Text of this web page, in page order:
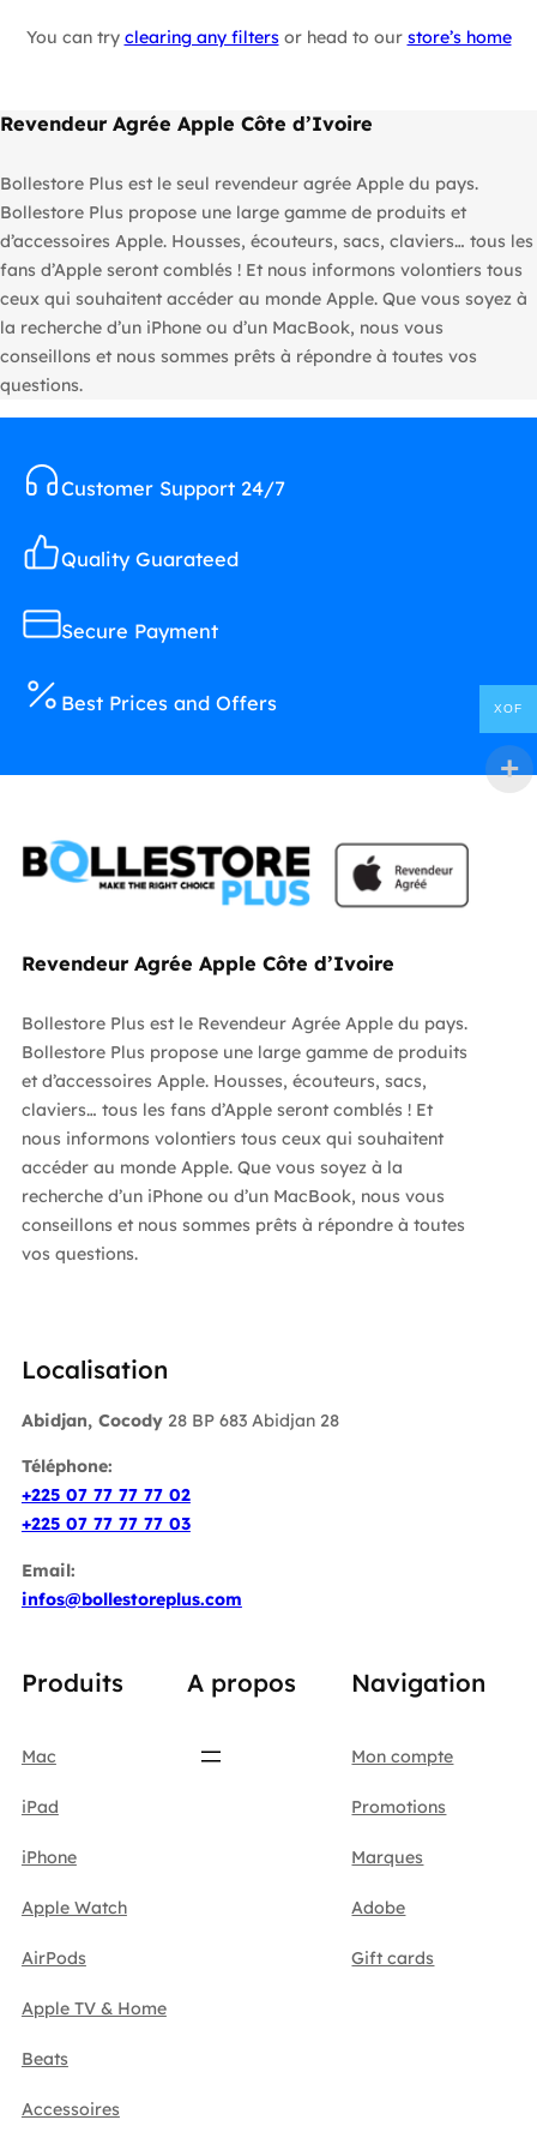
You can try clearing any filtersor head to our store’s home
Revendeur Agrée Apple Côte d’Ivoire
Bollestore Plus est le seul revendeur agrée Apple du pays.
Bollestore Plus propose une large gamme de produits et
d’accessoires Apple. Housses, écouteurs, sacs, claviers… tous les
fans d’Apple seront comblés ! Et nous informons volontiers tous
ceux qui souhaitent accéder au monde Apple. Que vous soyez à
la recherche d’un iPhone ou d’un MacBook, nous vous
conseillons et nous sommes prêts à répondre à toutes vos
questions.
Customer Support 24/7
Quality Guarateed
Secure Payment
Best Prices and Offers
Revendeur Agrée Apple Côte d’Ivoire
Bollestore Plus est le Revendeur Agrée Apple du pays.
Bollestore Plus propose une large gamme de produits
et d’accessoires Apple. Housses, écouteurs, sacs,
claviers… tous les fans d’Apple seront comblés ! Et
nous informons volontiers tous ceux qui souhaitent
accéder au monde Apple. Que vous soyez à la
recherche d’un iPhone ou d’un MacBook, nous vous
conseillons et nous sommes prêts à répondre à toutes
vos questions.
Localisation
Abidjan, Cocody28 BP 683 Abidjan 28
Téléphone:
+225 07 77 77 77 02
+225 07 77 77 77 03
Email:
infos@bollestoreplus.com
Produits
Mac
iPad
iPhone
Apple Watch
AirPods
Apple TV & Home
Beats
Accessoires
A propos Navigation
Mon compte
Promotions
Marques
Adobe
Gift cards
XOF